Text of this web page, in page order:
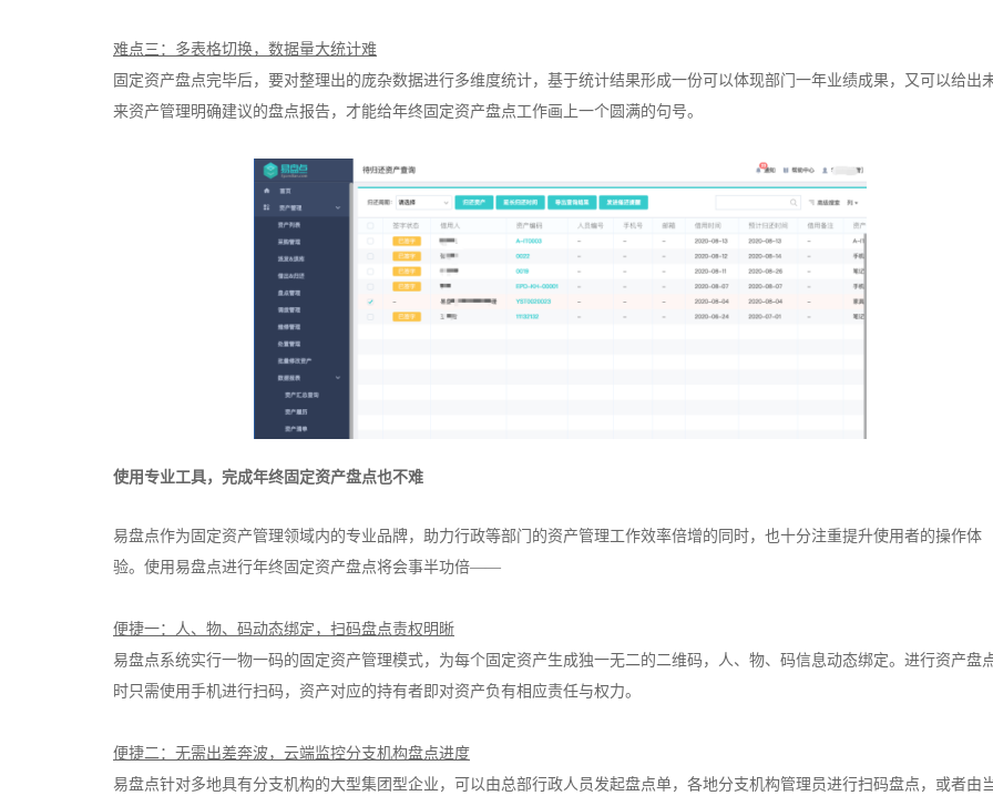
难点三：多表格切换，数据量大统计难
固定资产盘点完毕后，要对整理出的庞杂数据进行多维度统计，基于统计结果形成一份可以体现部门一年业绩成果，又可以给出
来资产管理明确建议的盘点报告，才能给年终固定资产盘点工作画上一个圆满的句号。
使用专业工具，完成年终固定资产盘点也不难
易盘点作为固定资产管理领域内的专业品牌，助力行政等部门的资产管理工作效率倍增的同时，也十分注重提升使用者的操作体
验。使用易盘点进行年终固定资产盘点将会事半功倍——
便捷一：人、物、码动态绑定，扫码盘点责权明晰
易盘点系统实行一物一码的固定资产管理模式，为每个固定资产生成独一无二的二维码，人、物、码信息动态绑定。进行资产盘
时只需使用手机进行扫码，资产对应的持有者即对资产负有相应责任与权力。
便捷二：无需出差奔波，云端监控分支机构盘点进度
易盘点针对多地具有分支机构的大型集团型企业，可以由总部行政人员发起盘点单，各地分支机构管理员进行扫码盘点，或者由